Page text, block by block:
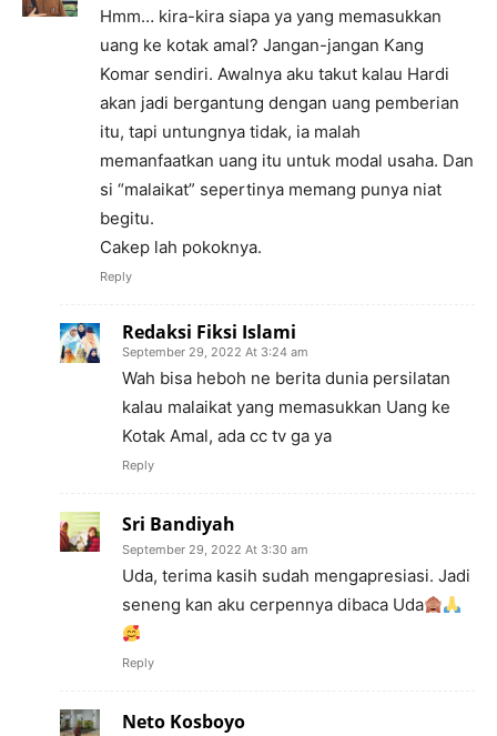
Hmm… kira-kira siapa ya yang memasukkan
uang ke kotak amal? Jangan-jangan Kang
Komar sendiri. Awalnya aku takut kalau Hardi
akan jadi bergantung dengan uang pemberian
itu, tapi untungnya tidak, ia malah
memanfaatkan uang itu untuk modal usaha. Dan
si “malaikat” sepertinya memang punya niat
begitu.
Cakep lah pokoknya.
Reply
Redaksi Fiksi Islami
September 29, 2022 At 3:24 am
Wah bisa heboh ne berita dunia persilatan
kalau malaikat yang memasukkan Uang ke
Kotak Amal, ada cc tv ga ya
Reply
Sri Bandiyah
September 29, 2022 At 3:30 am
Uda, terima kasih sudah mengapresiasi. Jadi
seneng kan aku cerpennya dibaca Uda
Reply
Neto Kosboyo